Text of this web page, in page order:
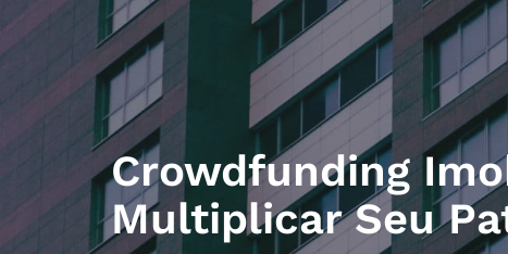
Crowdfunding
Multiplicar Seu